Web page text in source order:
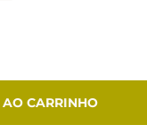
CARRINHO